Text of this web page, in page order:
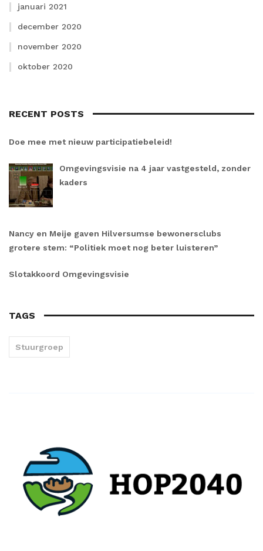
januari 2021
december 2020
november 2020
oktober 2020
RECENT POSTS
Doe mee met nieuw participatiebeleid!
Omgevingsvisie na 4 jaar vastgesteld, zonder
kaders
Nancy en Meije gaven Hilversumse bewonersclubs
grotere stem: “Politiek moet nog beter luisteren”
Slotakkoord Omgevingsvisie
TAGS
Stuurgroep